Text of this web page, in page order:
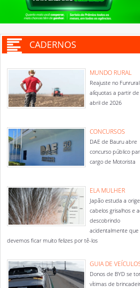
CADERNOS
MUNDO RURAL
Reajuste no
alíquotas a partir de
abril de 2026
CONCURSOS
DAE de Bauru abre
concurso público
cargo de Motorista
ELA MULHER
Japão estuda a
cabelos grisalhos e
descobrindo
acidentalmente que
devemos ficar muito felizes por tê-los
GUIA DE
Donos de BYD se
vítimas de